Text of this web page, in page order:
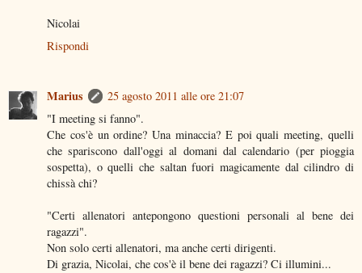
Nicolai
Rispondi
Marius
25 agosto 2011 alle ore 21:07
"I meeting si fanno".
Che cos'è un ordine? Una minaccia? E poi quali meeting, quelli
che spariscono dall'oggi al domani dal calendario (per pioggia
sospetta), o quelli che saltan fuori magicamente dal cilindro di
chissà chi?
"Certi allenatori antepongono questioni personali al bene dei
ragazzi".
Non solo certi allenatori, ma anche certi dirigenti.
Di grazia, Nicolai, che cos'è il bene dei ragazzi? Ci illumini...